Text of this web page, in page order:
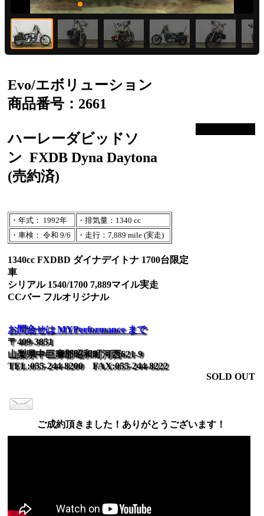
Evo/エボリューション
商品番号：2661
ハーレーダビッドソ
ン FXDB Dyna Daytona
(売約済)
・年式： 1992年
・排気量：1340 cc
・車検： 令和 9/6
・走行：7,889 mile (実走)
1340cc FXDBD ダイナデイトナ 1700台限定
車
シリアル 1540/1700 7,889マイル実走
CCバー フルオリジナル
お問合せは MYPerformance まで
〒409-3851
山梨県中巨摩郡昭和町河西621-9
TEL:055-244-8200 FAX:055-244-8222
SOLD OUT
ご成約頂きました！ありがとうございます！